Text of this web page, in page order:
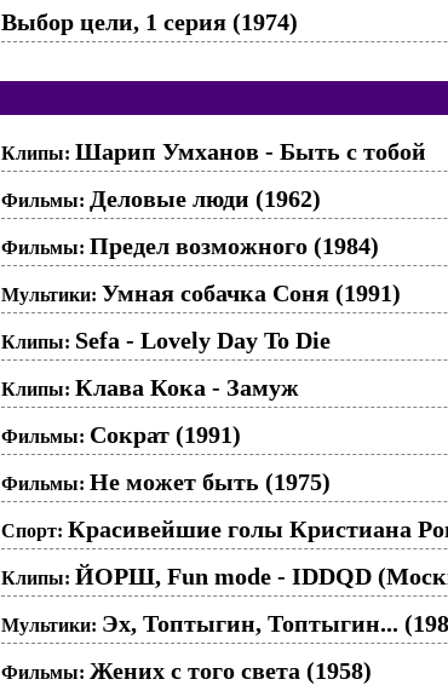
Выбор цели, 1 серия (1974)
Клипы: Шарип Умханов - Быть с тобой
Фильмы: Деловые люди (1962)
Фильмы: Предел возможного (1984)
Мультики: Умная собачка Соня (1991)
Клипы: Sefa - Lovely Day To Die
Клипы: Клава Кока - Замуж
Фильмы: Сократ (1991)
Фильмы: Не может быть (1975)
Спорт: Красивейшие голы Кристиана
Клипы: ЙОРШ, Fun mode - IDDQD
Мультики: Эх, Топтыгин, Топтыгин...
Фильмы: Жених с того света (1958)